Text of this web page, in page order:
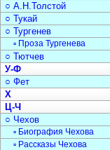
○ А.Н.Толстой
○ Тукай
○ Тургенев
▫ Проза Тургенева
○ Тютчев
У-Ф
○ Фет
Х
Ц-Ч
○ Чехов
▫ Биография Чехова
▫ Рассказы Чехова